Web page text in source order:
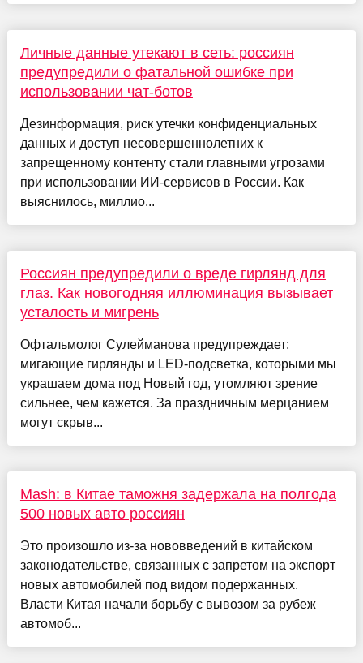
Личные данные утекают в сеть: россиян
предупредили о фатальной ошибке при
использовании чат-ботов
Дезинформация, риск утечки конфиденциальных
данных и доступ несовершеннолетних к
запрещенному контенту стали главными угрозами
при использовании ИИ-сервисов в России. Как
выяснилось, миллио...
Россиян предупредили о вреде гирлянд для
глаз. Как новогодняя иллюминация вызывает
усталость и мигрень
Офтальмолог Сулейманова предупреждает:
мигающие гирлянды и LED-подсветка, которыми мы
украшаем дома под Новый год, утомляют зрение
сильнее, чем кажется. За праздничным мерцанием
могут скрыв...
Mash: в Китае таможня задержала на полгода
500 новых авто россиян
Это произошло из-за нововведений в китайском
законодательстве, связанных с запретом на экспорт
новых автомобилей под видом подержанных.
Власти Китая начали борьбу с вывозом за рубеж
автомоб...